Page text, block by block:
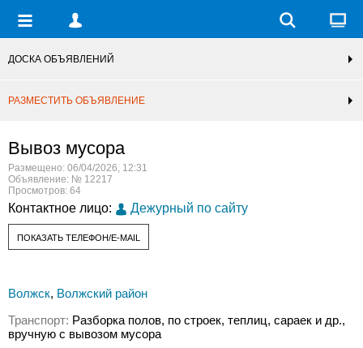
ДОСКА ОБЪЯВЛЕНИЙ
РАЗМЕСТИТЬ ОБЪЯВЛЕНИЕ
Вывоз мусора
Размещено: 06/04/2026, 12:31
Объявление: № 12217
Просмотров: 64
Контактное лицо: Дежурный по сайту
ПОКАЗАТЬ ТЕЛЕФОН/E-MAIL
Волжск, Волжский район
Транспорт: Разборка полов, по строек, теплиц, сараек и др.,
вручную с вывозом мусора